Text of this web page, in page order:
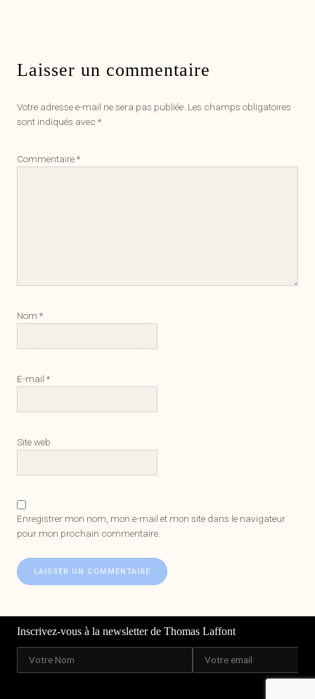
Laisser un commentaire
Votre adresse e-mail ne sera pas publiée. Les champs obligatoires
sont indiqués avec *
Commentaire*
Nom *
E-mail *
Site web
Enregistrer mon nom, mon e-mail et mon site dans le navigateur
pour mon prochain commentaire.
Inscrivez-vous à la newsletter de Thomas Laffont